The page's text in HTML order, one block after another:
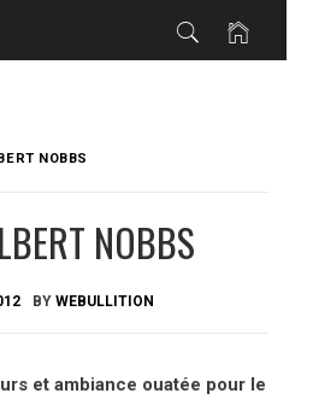
NOBBS
NOBBS
BYWEBULLITION
et ambiance ouatée pour le